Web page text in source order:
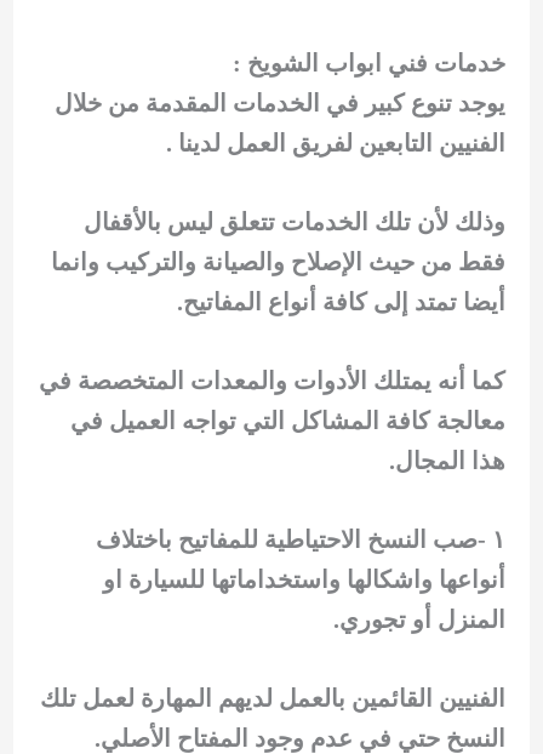
خدمات فني ابواب الشويخ :
يوجد تنوع كبير في الخدمات المقدمة من خلال
الفنيين التابعين لفريق العمل لدينا .
وذلك لأن تلك الخدمات تتعلق ليس بالأقفال
فقط من حيث الإصلاح والصيانة والتركيب وانما
أيضا تمتد إلى كافة أنواع المفاتيح.
كما أنه يمتلك الأدوات والمعدات المتخصصة في
معالجة كافة المشاكل التي تواجه العميل في
هذا المجال.
١ -صب النسخ الاحتياطية للمفاتيح باختلاف
أنواعها واشكالها واستخداماتها للسيارة او
المنزل أو تجوري.
الفنيين القائمين بالعمل لديهم المهارة لعمل تلك
النسخ حتي في عدم وجود المفتاح الأصلي.